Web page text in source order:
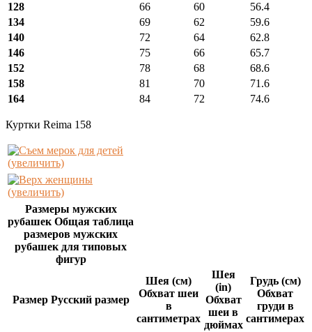
128
66 60
56.4
134
69 62
59.6
140
72 64
62.8
146
75 66
65.7
152
78 68
68.6
158
81 70
71.6
164
84 72 74.6
Куртки Reima 158
(увеличить)
(увеличить)
Размеры мужских
рубашек Общая таблица
размеров мужских
рубашек для типовых
фигур
Размер Русский размер
Шея (см)
Обхват шеи
в
сантиметрах
Шея
(in)
Обхват
шеи в
дюймах
Грудь (см)
Обхват
груди в
сантимерах